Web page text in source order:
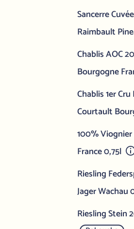
Sancerre
Raimbault
Chablis AOC
Bourgogne
Chablis 1er
Courtault
100%
France 0,75l
Riesling
Jager Wachau
Riesling Stein